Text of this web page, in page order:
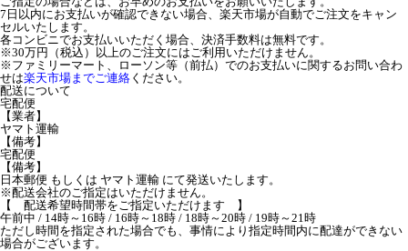
7日以内にお支払いが確認できない場合、楽天市場が自動でご注文をキャン
セルいたします。
各コンビニでお支払いいただく場合、決済手数料は無料です。
※30万円（税込）以上のご注文にはご利用いただけません。
※ファミリーマート、ローソン等（前払）でのお支払いに関するお問い合わ
せは楽天市場までご連絡 ください。
配送について
宅配便
【業者】
ヤマト運輸
【備考】
宅配便
【備考】
日本郵便 もしくは ヤマト運輸 にて発送いたします。
※配送会社のご指定はいただけません。
【 配送希望時間帯をご指定いただけます 】
午前中 / 14時～16時 / 16時～18時 / 18時～20時 / 19時～21時
ただし時間を指定された場合でも、事情により指定時間内に配達ができない
場合がございます。